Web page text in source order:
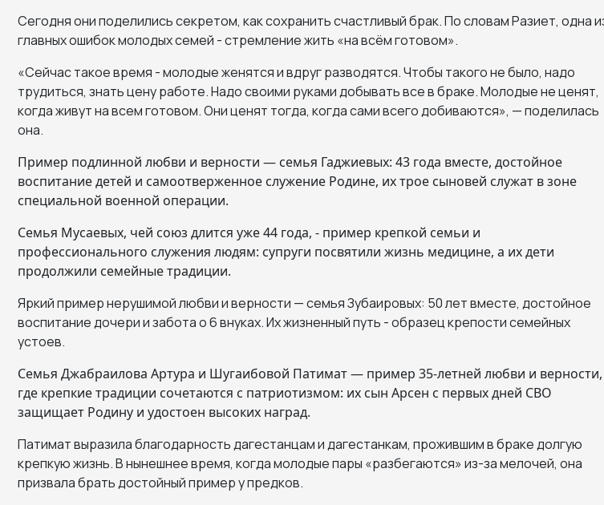
Сегодня они поделились секретом, как сохранить счастливый брак. По словам Разиет, одна
главных ошибок молодых семей - стремление жить «на всём готовом».
«Сейчас такое время - молодые женятся и вдруг разводятся. Чтобы такого не было, надо
трудиться, знать цену работе. Надо своими руками добывать все в браке. Молодые не ценят,
когда живут на всем готовом. Они ценят тогда, когда сами всего добиваются», — поделилась
она.
Пример подлинной любви и верности — семья Гаджиевых: 43 года вместе, достойное
воспитание детей и самоотверженное служение Родине, их трое сыновей служат в зоне
специальной военной операции.
Семья Мусаевых, чей союз длится уже 44 года, - пример крепкой семьи и
профессионального служения людям: супруги посвятили жизнь медицине, а их дети
продолжили семейные традиции.
Яркий пример нерушимой любви и верности — семья Зубаировых: 50 лет вместе, достойное
воспитание дочери и забота о 6 внуках. Их жизненный путь - образец крепости семейных
устоев.
Семья Джабраилова Артура и Шугаибовой Патимат — пример 35-летней любви и верности,
где крепкие традиции сочетаются с патриотизмом: их сын Арсен с первых дней СВО
защищает Родину и удостоен высоких наград.
Патимат выразила благодарность дагестанцам и дагестанкам, прожившим в браке долгую
крепкую жизнь. В нынешнее время, когда молодые пары «разбегаются» из-за мелочей, она
призвала брать достойный пример у предков.